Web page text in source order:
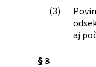
(3)
aj
§ 3